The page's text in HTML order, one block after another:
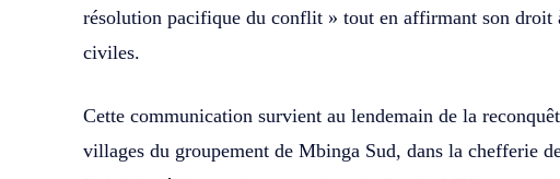
résolution pacifique du conflit » tout en affirmant son droit
civiles.
Cette communication survient au lendemain de la
villages du groupement de Mbinga Sud, dans la chefferie